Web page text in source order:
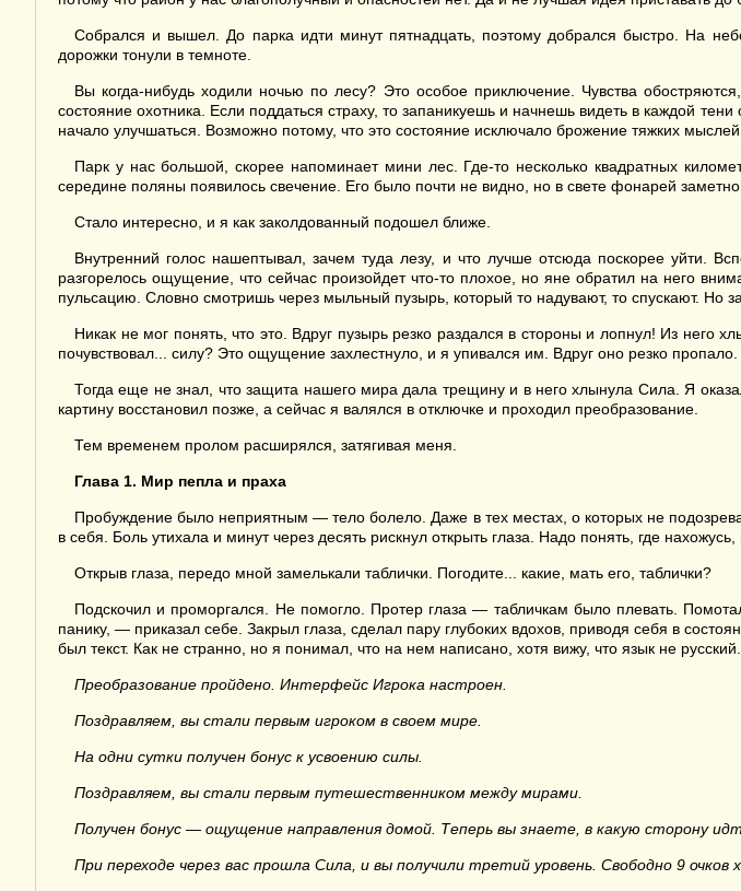
Собрался и вышел. До парка идти минут пятнадцать, поэтому добрался быстро. На
дорожки тонули в темноте.
Вы когда-нибудь ходили ночью по лесу? Это особое приключение. Чувства
состояние охотника. Если поддаться страху, то запаникуешь и начнешь видеть в каждой
начало улучшаться. Возможно потому, что это состояние исключало брожение тяжких
Парк у нас большой, скорее напоминает мини лес. Где-то несколько квадратных
середине поляны появилось свечение. Его было почти не видно, но в свете фонарей
Стало интересно, и я как заколдованный подошел ближе.
Внутренний голос нашептывал, зачем туда лезу, и что лучше отсюда поскорее уйти.
разгорелось ощущение, что сейчас произойдет что-то плохое, но яне обратил на него
пульсацию. Словно смотришь через мыльный пузырь, который то надувают, то спускают. Но
Никак не мог понять, что это. Вдруг пузырь резко раздался в стороны и лопнул! Из него
почувствовал... силу? Это ощущение захлестнуло, и я упивался им. Вдруг оно резко
Тогда еще не знал, что защита нашего мира дала трещину и в него хлынула Сила. Я
картину восстановил позже, а сейчас я валялся в отключке и проходил преобразование.
Тем временем пролом расширялся, затягивая меня.
Глава 1. Мир пепла и праха
Пробуждение было неприятным — тело болело. Даже в тех местах, о которых не
в себя. Боль утихала и минут через десять рискнул открыть глаза. Надо понять, где нахожусь,
Открыв глаза, передо мной замелькали таблички. Погодите... какие, мать его, таблички?
Подскочил и проморгался. Не помогло. Протер глаза — табличкам было плевать.
панику, — приказал себе. Закрыл глаза, сделал пару глубоких вдохов, приводя себя в
был текст. Как не странно, но я понимал, что на нем написано, хотя вижу, что язык не русский.
Преобразование пройдено. Интерфейс Игрока настроен.
Поздравляем, вы стали первым игроком в своем мире.
На одни сутки получен бонус к усвоению силы.
Поздравляем, вы стали первым путешественником между мирами.
Получен бонус — ощущение направления домой. Теперь вы знаете, в какую сторону
При переходе через вас прошла Сила, и вы получили третий уровень. Свободно 9